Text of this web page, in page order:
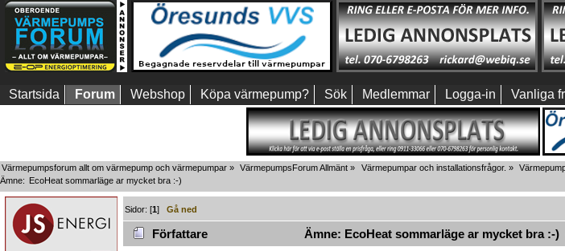
Startsida Forum Webshop Köpa värmepump? Sök Medlemmar Logga-in Vanliga
Värmepumpsforum allt om värmepump och värmepumpar » VärmepumpsForum Allmänt » Värmepumpar och installationsfrågor. »
Ämne: EcoHeat sommarläge ar mycket bra :-)
Sidor: [1]Gå ned
Författare Ämne: EcoHeat sommarläge ar mycket bra :-)